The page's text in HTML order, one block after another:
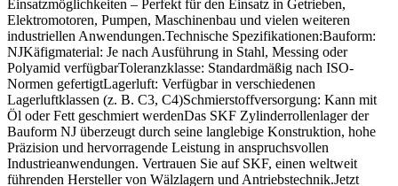
Einsatzmöglichkeiten – Perfekt für den Einsatz in Getrieben,
Elektromotoren, Pumpen, Maschinenbau und vielen weiteren
industriellen Anwendungen.Technische Spezifikationen:Bauform:
NJKäfigmaterial: Je nach Ausführung in Stahl, Messing oder
Polyamid verfügbarToleranzklasse: Standardmäßig nach ISO-
Normen gefertigtLagerluft: Verfügbar in verschiedenen
Lagerluftklassen (z. B. C3, C4)Schmierstoffversorgung: Kann mit
Öl oder Fett geschmiert werdenDas SKF Zylinderrollenlager der
Bauform NJ überzeugt durch seine langlebige Konstruktion, hohe
Präzision und hervorragende Leistung in anspruchsvollen
Industrieanwendungen. Vertrauen Sie auf SKF, einen weltweit
führenden Hersteller von Wälzlagern und Antriebstechnik.Jetzt